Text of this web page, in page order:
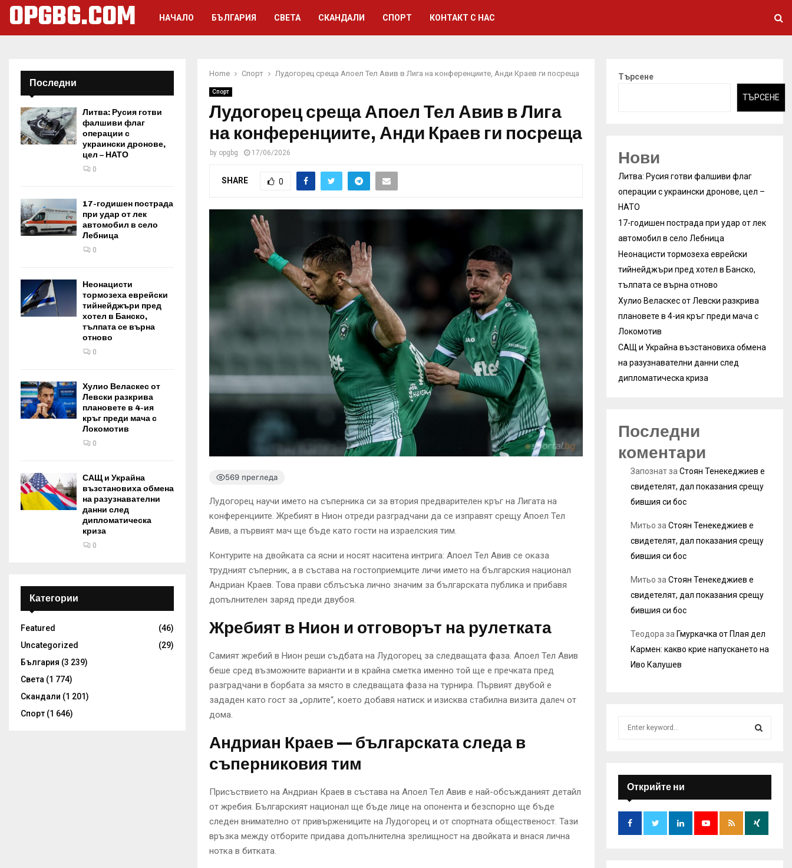
OPGBG.COM НАЧАЛО БЪЛГАРИЯ СВЕТА СКАНДАЛИ СПОРТ КОНТАКТ С НАС
Home Спорт Лудогорец среща Апоел Тел Авив в Лига на конференциите, Анди Краев ги посреща
Спорт
Лудогорец среща Апоел Тел Авив в Лига
на конференциите, Анди Краев ги посреща
by opgbg 17/06/2026
SHARE 0
569 прегледа
Лудогорец научи името на съперника си за втория предварителен кръг на Лигата на
конференциите. Жребият в Нион отреди разградчани да се изправят срещу Апоел Тел
Авив, а първият мач ще бъде като гости на израелския тим.
Контурите на двойката са ясни и носят наситена интрига: Апоел Тел Авив се оказа
трудният съперник, а в състава на гостоприемците личи името на българския национал
Андриан Краев. Това прави сблъсъка лично значим за българската публика и прибавя
допълнителен заряд преди двубоя.
Жребият в Нион и отговорът на рулетката
Самият жребий в Нион реши съдбата на Лудогорец за следващата фаза. Апоел Тел Авив
беше сред възможните варианти и в крайна сметка именно той ще е пречката пред
разградчани в борбата за място в следващата фаза на турнира. Първият двубой е
зададен като гост за „орлите“, което добавя натиск и изисква стабилна визита далеч от
дома.
Андриан Краев — българската следа в
съперниковия тим
Присъствието на Андриан Краев в състава на Апоел Тел Авив е най-обсъжданият детайл
от жребия. Българският национал ще бъде лице на опонента и безспорно ще бъде
следен внимателно от привържениците на Лудогорец и от спортната общественост. Тази
връзка между отборите придава допълнителна зрелищност на двойката и внася лична
нотка в битката.
Последни
Литва: Русия готви
фалшиви флаг
операции с
украински дронове,
цел – НАТО
0
17-годишен пострада
при удар от лек
автомобил в село
Лебница
0
Неонацисти
тормозеха еврейски
тийнейджъри пред
хотел в Банско,
тълпата се върна
отново
0
Хулио Веласкес от
Левски разкрива
плановете в 4-ия
кръг преди мача с
Локомотив
0
САЩ и Украйна
възстановиха обмена
на разузнавателни
данни след
дипломатическа
криза
0
Категории
Featured
(46)
Uncategorized
(29)
България (3 239)
Света (1 774)
Скандали (1 201)
Спорт (1 646)
Търсене
ТЪРСЕНЕ
Нови
Литва: Русия готви фалшиви флаг
операции с украински дронове, цел –
НАТО
17-годишен пострада при удар от лек
автомобил в село Лебница
Неонацисти тормозеха еврейски
тийнейджъри пред хотел в Банско,
тълпата се върна отново
Хулио Веласкес от Левски разкрива
плановете в 4-ия кръг преди мача с
Локомотив
САЩ и Украйна възстановиха обмена
на разузнавателни данни след
дипломатическа криза
Последни
коментари
Запознатза Стоян Тенекеджиев е
свидетелят, дал показания срещу
бившия си бос
Митьо за Стоян Тенекеджиев е
свидетелят, дал показания срещу
бившия си бос
Митьо за Стоян Тенекеджиев е
свидетелят, дал показания срещу
бившия си бос
Теодора за Гмуркачка от Плая дел
Кармен: какво крие напускането на
Иво Калушев
:
E
A
R
Открийте ни